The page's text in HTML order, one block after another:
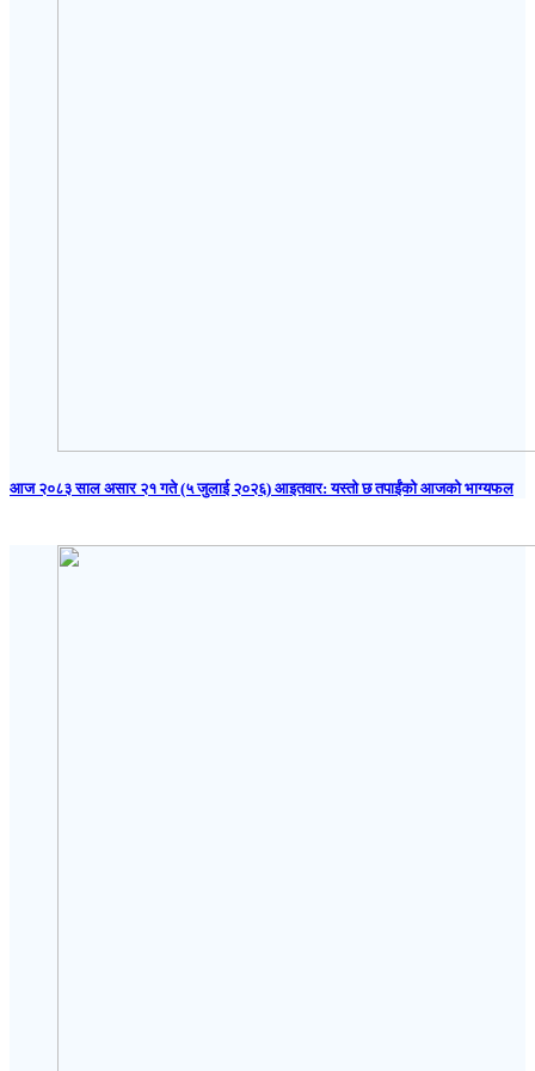
आज २०८३ साल असार २१ गते (५ जुलाई २०२६) आइतवार: यस्तो छ तपाईंको आजको भाग्यफल